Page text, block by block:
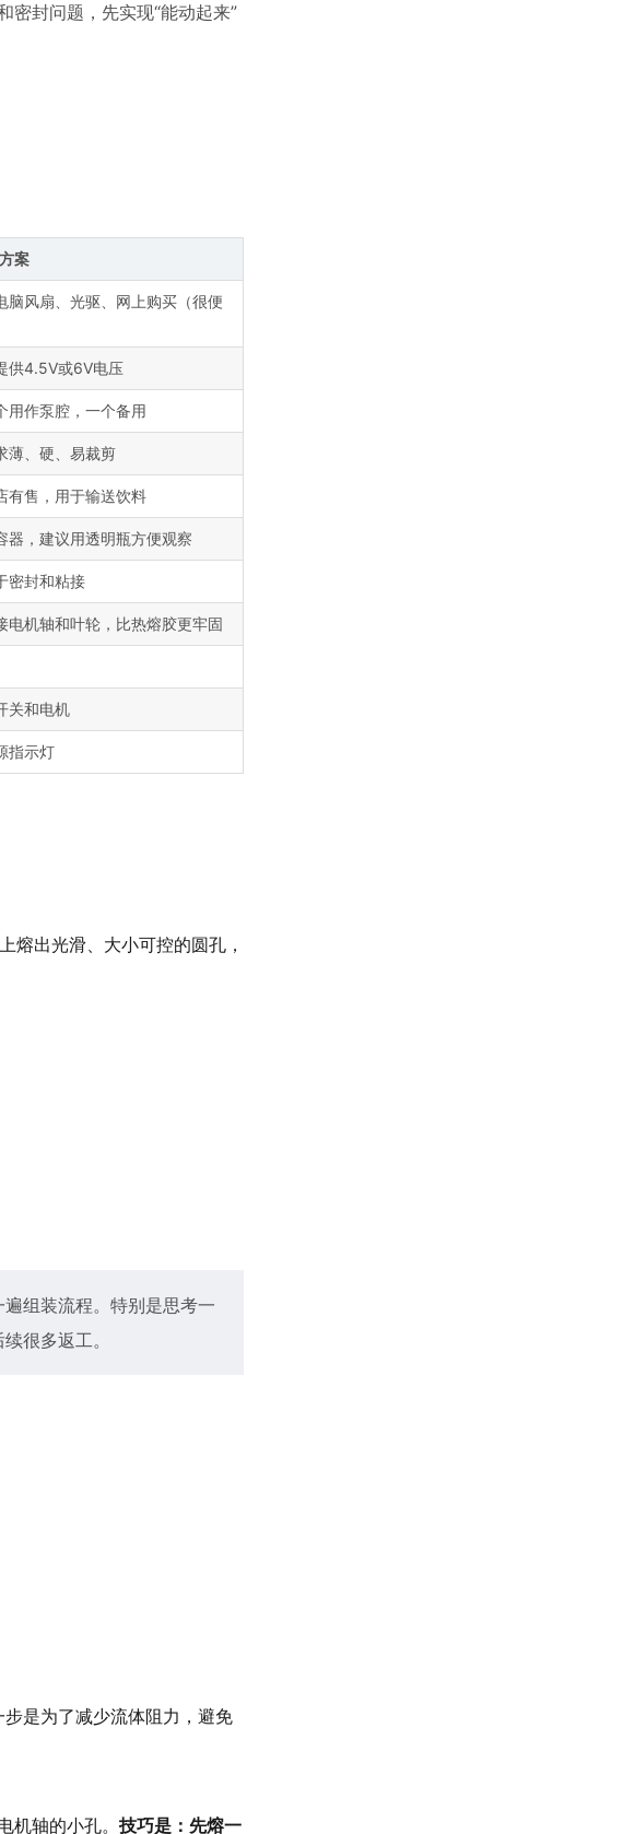
密封问题，先实现“能动起来”
案
脑风扇、光驱、网上购买（很便
供4.5V或6V电压
用作泵腔，一个备用
薄、硬、易裁剪
有售，用于输送饮料
器，建议用透明瓶方便观察
密封和粘接
电机轴和叶轮，比热熔胶更牢固
关和电机
指示灯
熔出光滑、大小可控的圆孔，
组装流程。特别是思考一
很多返工。
是为了减少流体阻力，避免
轴的小孔。 技巧是：先熔一